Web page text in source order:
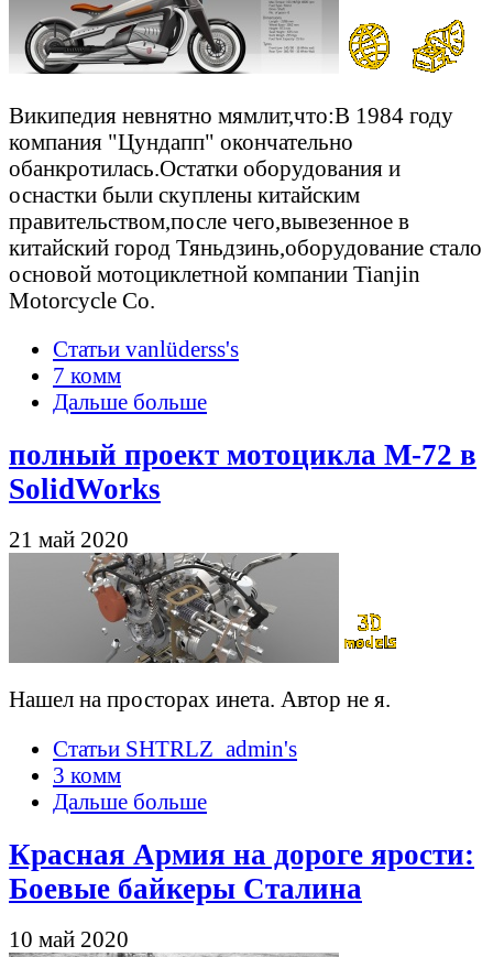
Википедия невнятно мямлит,что:В 1984 году
компания "Цундапп" окончательно
обанкротилась.Остатки оборудования и
оснастки были скуплены китайским
правительством,после чего,вывезенное в
китайский город Тяньдзинь,оборудование стало
основой мотоциклетной компании Tianjin
Motorcycle Co.
Статьи vanlüderss's
7 комм
Дальше больше
полный проект мотоцикла M-72 в
SolidWorks
21 май 2020
Нашел на просторах инета. Автор не я.
Статьи SHTRLZ_admin's
3 комм
Дальше больше
Красная Армия на дороге ярости:
Боевые байкеры Сталина
10 май 2020